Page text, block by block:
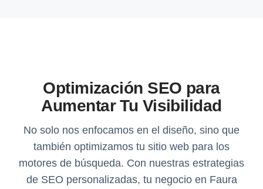
Optimización SEO para
Aumentar Tu Visibilidad
No solo nos enfocamos en el diseño, sino que
también optimizamos tu sitio web para los
motores de búsqueda. Con nuestras estrategias
de SEO personalizadas, tu negocio en Faura